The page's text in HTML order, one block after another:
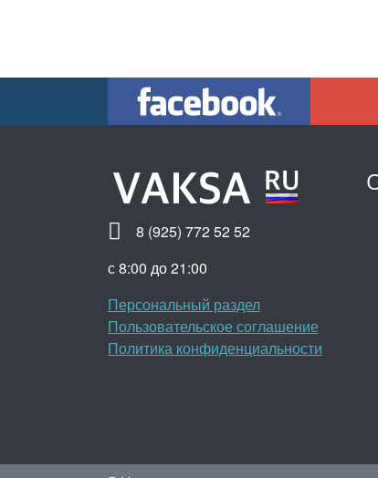
8 (925) 772 52 52
с 8:00 до 21:00
Персональный раздел
Пользовательское соглашение
Политика конфиденциальности